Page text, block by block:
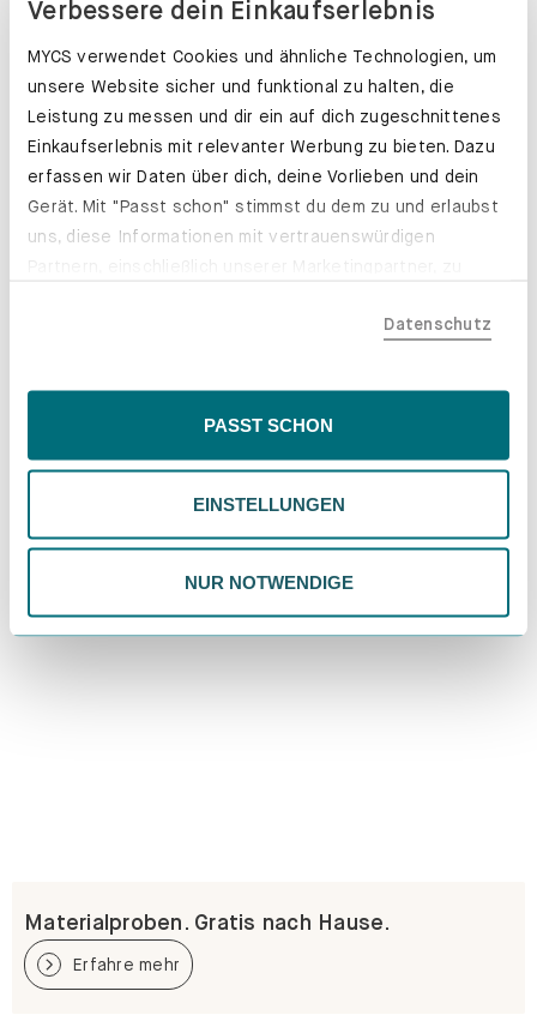
Verbessere dein Einkaufserlebnis
MYCS verwendet Cookies und ähnliche Technologien, um
unsere Website sicher und funktional zu halten, die
Leistung zu messen und dir ein auf dich zugeschnittenes
Einkaufserlebnis mit relevanter Werbung zu bieten. Dazu
erfassen wir Daten über dich, deine Vorlieben und dein
Gerät. Mit "Passt schon" stimmst du dem zu und erlaubst
uns, diese Informationen mit vertrauenswürdigen
der EU, beispielsweise in den USA, verarbeitet werden
Inhalte eingeschränkt sein könnten. Wähle
deiner Präferenzen. Du kannst deine Wahl jederzeit
ändern. Weitere Informationen findest du in unserer
Datenschutzrichtlinie.
Datenschutz
PASST SCHON
EINSTELLUNGEN
NUR NOTWENDIGE
Schubladenkästen. Stabil mit Stil.
Materialproben. Gratis nach Hause.
Erfahre mehr